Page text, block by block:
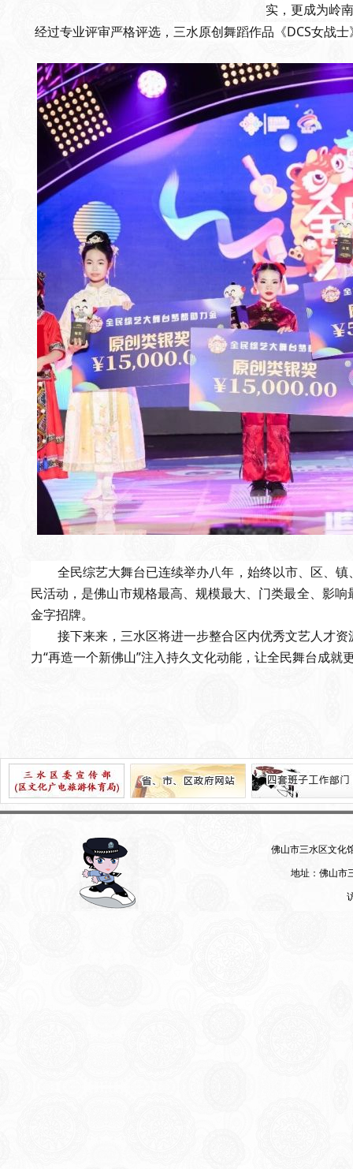
实，更成为岭
经过专业评审严格评选， 三水原创舞蹈作品《DCS女战士
全民综艺大舞台已连续举办八年，始终以市、区、
民活动，是佛山市规格最高、规模最大、门类最全、影
金字招牌。
接下来来，三水区将进一步整合区内优秀文艺人才
力“再造一个新佛山”注入持久文化动能，让全民舞台成就
佛山市三水区文化
地址：佛山市